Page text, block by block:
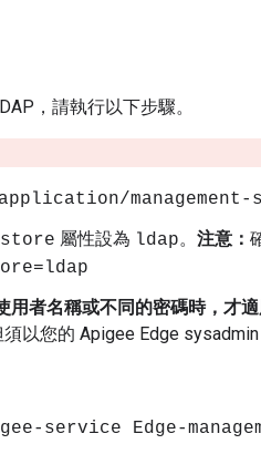
，請執行以下步驟。
屬性設為 ldap。 注意：
者名稱或不同的密碼時，才適
須以您的 Apigee Edge
Edge-